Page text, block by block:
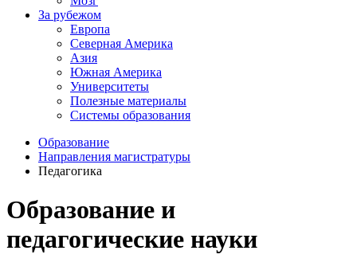
За рубежом
Европа
Северная Америка
Азия
Южная Америка
Университеты
Полезные материалы
Системы образования
Образование
Направления магистратуры
Педагогика
Образование и
педагогические науки